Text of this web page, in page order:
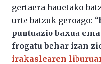
gertaera hauetako
urte batzuk geroago: “
puntuazio baxua
frogatu behar izan
irakaslearen